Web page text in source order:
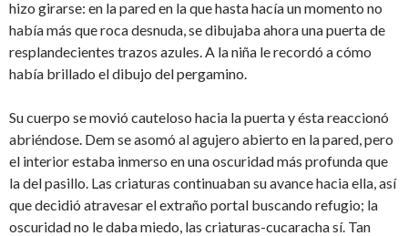
hizo girarse: en la pared en la que hasta hacía un momento no
había más que roca desnuda, se dibujaba ahora una puerta de
resplandecientes trazos azules. A la niña le recordó a cómo
había brillado el dibujo del pergamino.
Su cuerpo se movió cauteloso hacia la puerta y ésta reaccionó
abriéndose. Dem se asomó al agujero abierto en la pared, pero
el interior estaba inmerso en una oscuridad más profunda que
la del pasillo. Las criaturas continuaban su avance hacia ella, así
que decidió atravesar el extraño portal buscando refugio; la
oscuridad no le daba miedo, las criaturas-cucaracha sí. Tan